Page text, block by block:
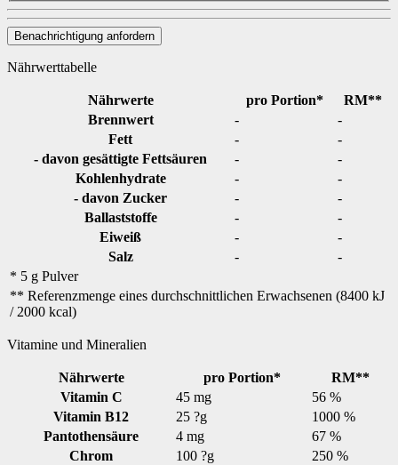
Benachrichtigung anfordern
Nährwerttabelle
Nährwerte pro Portion*
RM**
Brennwert
-
-
Fett
-
-
- davon gesättigte Fettsäuren
-
-
Kohlenhydrate
-
-
- davon Zucker
-
-
Ballaststoffe
-
-
Eiweiß
-
-
Salz
-
-
* 5 g Pulver
** Referenzmenge eines durchschnittlichen Erwachsenen (8400 kJ
/ 2000 kcal)
Vitamine und Mineralien
Nährwerte pro Portion*
RM**
Vitamin C
45 mg
56 %
Vitamin B12
25 ?g
1000 %
Pantothensäure
4 mg
67 %
Chrom
100 ?g
250 %